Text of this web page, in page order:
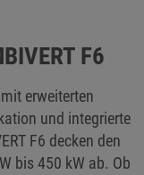
F6
erweiterten
und integrierte
F6 decken den
bis 450 kW ab. Ob